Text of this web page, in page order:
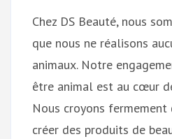
Chez DS Beauté, nous
que nous ne réalisons
animaux. Notre
être animal est au cœur
Nous croyons fermement
créer des produits de